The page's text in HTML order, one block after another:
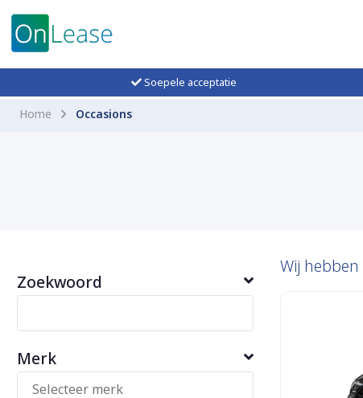
Soepele acceptatie
Home Occasions
Zoekwoord
Merk
Wij hebben